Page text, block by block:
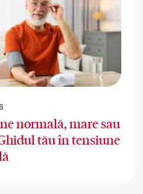
normală, mare sau
tău în tensiune